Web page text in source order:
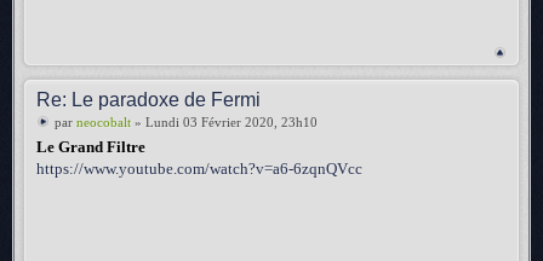
Re: Le paradoxe de Fermi
par neocobalt » Lundi 03 Février 2020, 23h10
Le Grand Filtre
https://www.youtube.com/watch?v=a6-6zqnQVcc